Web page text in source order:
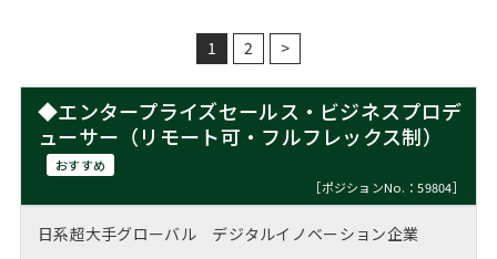
1 2 >
◆エンタープライズセールス・ビジネスプロデ
ューサー（リモート可・フルフレックス制）
おすすめ
［ポジションNo.：59804］
日系超大手グローバル デジタルイノベーション企業